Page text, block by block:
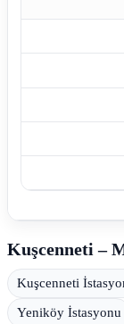
Kuşcenneti –
Kuşcenneti
Yeniköy İstasyonu